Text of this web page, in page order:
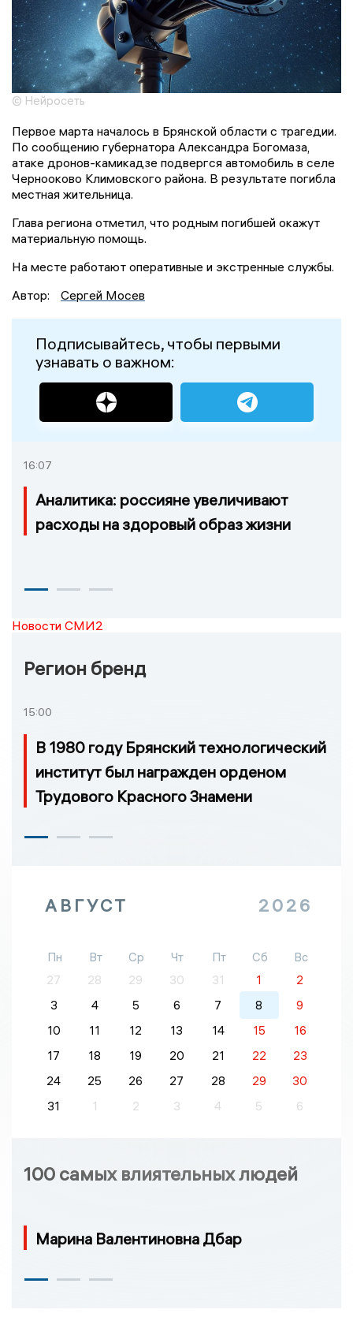
© Нейросеть
Первое марта началось в Брянской области с трагедии.
По сообщению губернатора Александра Богомаза,
атаке дронов-камикадзе подвергся автомобиль в селе
Чернооково Климовского района. В результате погибла
местная жительница.
Глава региона отметил, что родным погибшей окажут
материальную помощь.
На месте работают оперативные и экстренные службы.
Автор:
Сергей Мосев
Подписывайтесь, чтобы первыми
узнавать о важном:
16:07
Аналитика: россияне увеличивают
расходы на здоровый образ жизни
Новости СМИ2
Регион бренд
15:00
В 1980 году Брянский технологический
институт был награжден орденом
Трудового Красного Знамени
АВГУСТ 2026
Пн Вт Ср Чт Пт Сб
Вс
27
28 29 30 31 1
2
3
4 5 6 7 8
9
10
11 12 13 14 15
16
17
18 19 20 21 22
23
24
25 26 27 28 29
30
31
1 2 3 4 5 6
100 самых влиятельных людей
Марина Валентиновна Дбар